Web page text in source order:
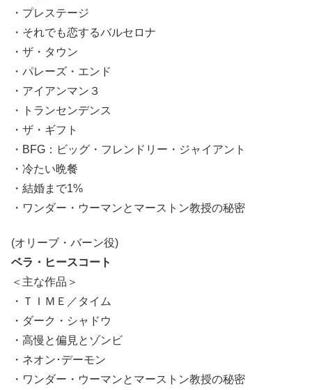
・プレステージ
・それでも恋するバルセロナ
・ザ・タウン
・パレーズ・エンド
・アイアンマン３
・トランセンデンス
・ザ・ギフト
・BFG：ビッグ・フレンドリー・ジャイアント
・冷たい晩餐
・結婚まで1%
・ワンダー・ウーマンとマーストン教授の秘密
(オリーブ・バーン役)
ベラ・ヒースコート
＜主な作品＞
・ＴＩＭＥ／タイム
・ダーク・シャドウ
・高慢と偏見とゾンビ
・ネオン･デーモン
・ワンダー・ウーマンとマーストン教授の秘密